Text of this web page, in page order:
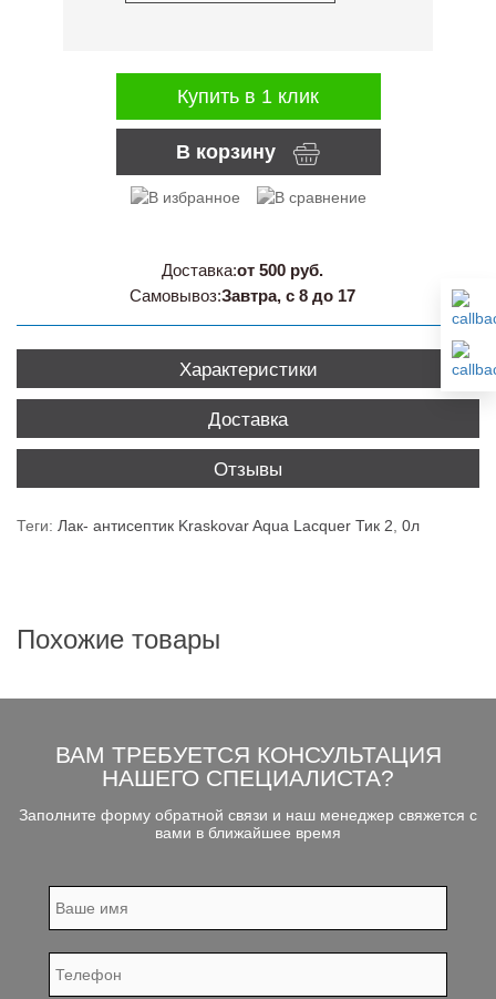
В корзину
Купить в 1 клик
Доставка:от 500 руб.
Самовывоз:Завтра, с 8 до 17
Характеристики
Доставка
Отзывы
Теги: Лак- антисептик Kraskovar Aqua Lacquer Тик 2, 0л
Похожие товары
ВАМ ТРЕБУЕТСЯ КОНСУЛЬТАЦИЯ
НАШЕГО СПЕЦИАЛИСТА?
Заполните форму обратной связи и наш менеджер свяжется с
вами в ближайшее время